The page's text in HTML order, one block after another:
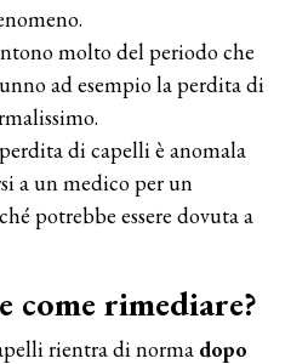
molto del periodo che
ad esempio la perdita di
di capelli è anomala
a un medico per un
potrebbe essere dovuta a
come rimediare?
rientra di norma dopo